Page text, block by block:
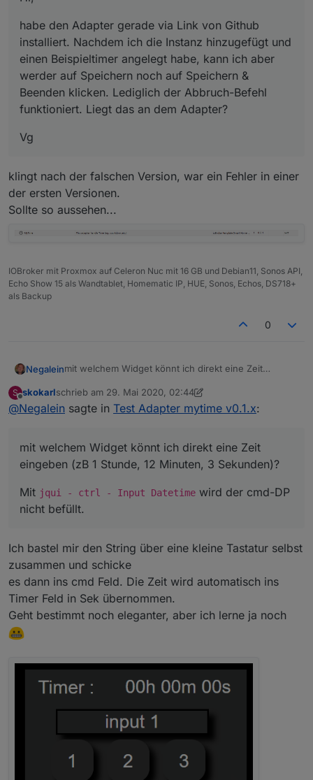
habe den Adapter gerade via Link von Github
installiert. Nachdem ich die Instanz hinzugefügt und
einen Beispieltimer angelegt habe, kann ich aber
werder auf Speichern noch auf Speichern &
Beenden klicken. Lediglich der Abbruch-Befehl
funktioniert. Liegt das an dem Adapter?
Vg
klingt nach der falschen Version, war ein Fehler in einer
der ersten Versionen.
Sollte so aussehen...
IOBroker mit Proxmox auf Celeron Nuc mit 16 GB und Debian11, Sonos API,
Echo Show 15 als Wandtablet, Homematic IP, HUE, Sonos, Echos, DS718+
als Backup
0
Negaleinmit welchem Widget könnt ich direkt eine Zeit
Mitjqui - ctrl - Input Datetime
cmd-DP nicht befüllt.
S
Offline
skokarlschrieb am 29. Mai 2020, 02:44
zuletzt editiert von skokarl
@Negalein sagte in Test Adapter mytime v0.1.x:
mit welchem Widget könnt ich direkt eine Zeit
eingeben (zB 1 Stunde, 12 Minuten, 3 Sekunden)?
Mit jqui - ctrl - Input Datetime wird der cmd-DP
nicht befüllt.
Ich bastel mir den String über eine kleine Tastatur selbst
zusammen und schicke
es dann ins cmd Feld. Die Zeit wird automatisch ins
Timer Feld in Sek übernommen.
Geht bestimmt noch eleganter, aber ich lerne ja noch